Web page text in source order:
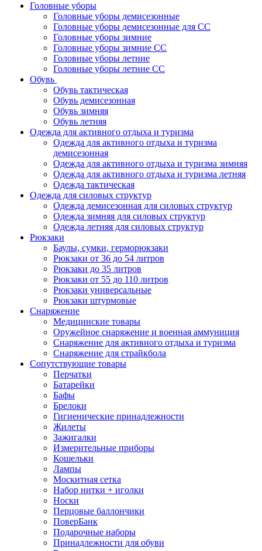
Головные уборы
Головные уборы демисезонные
Головные уборы демисезонные для СС
Головные уборы зимние
Головные уборы зимние СС
Головные уборы летние
Головные уборы летние СС
Обувь
Обувь тактическая
Обувь демисезонная
Обувь зимняя
Обувь летняя
Одежда для активного отдыха и туризма
Одежда для активного отдыха и туризма
демисезонная
Одежда для активного отдыха и туризма зимняя
Одежда для активного отдыха и туризма летняя
Одежда тактическая
Одежда для силовых структур
Одежда демисезонная для силовых структур
Одежда зимняя для силовых структур
Одежда летняя для силовых структур
Рюкзаки
Баулы, сумки, герморюкзаки
Рюкзаки от 36 до 54 литров
Рюкзаки до 35 литров
Рюкзаки от 55 до 110 литров
Рюкзаки универсальные
Рюкзаки штурмовые
Снаряжение
Медицинские товары
Оружейное снаряжение и военная аммуниция
Снаряжение для активного отдыха и туризма
Снаряжение для страйкбола
Сопутствующие товары
Перчатки
Батарейки
Бафы
Брелоки
Гигиенические принадлежности
Жилеты
Зажигалки
Измерительные приборы
Кошельки
Лампы
Москитная сетка
Набор нитки + иголки
Носки
Перцовые баллончики
ПоверБанк
Подарочные наборы
Принадлежности для обуви